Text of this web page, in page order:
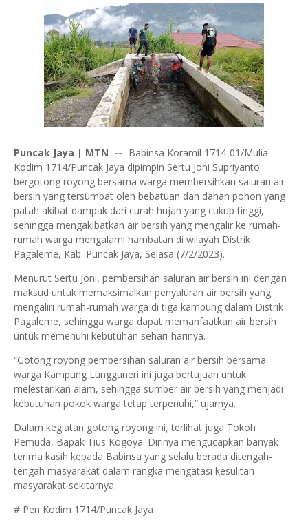
Puncak Jaya | MTN --- Babinsa Koramil 1714-01/Mulia
Kodim 1714/Puncak Jaya dipimpin Sertu Joni Supriyanto
bergotong royong bersama warga membersihkan saluran air
bersih yang tersumbat oleh bebatuan dan dahan pohon yang
patah akibat dampak dari curah hujan yang cukup tinggi,
sehingga mengakibatkan air bersih yang mengalir ke rumah-
rumah warga mengalami hambatan di wilayah Distrik
Pagaleme, Kab. Puncak Jaya, Selasa (7/2/2023).
Menurut Sertu Joni, pembersihan saluran air bersih ini dengan
maksud untuk memaksimalkan penyaluran air bersih yang
mengaliri rumah-rumah warga di tiga kampung dalam Distrik
Pagaleme, sehingga warga dapat memanfaatkan air bersih
untuk memenuhi kebutuhan sehari-harinya.
“Gotong royong pembersihan saluran air bersih bersama
warga Kampung Lungguneri ini juga bertujuan untuk
melestarikan alam, sehingga sumber air bersih yang menjadi
kebutuhan pokok warga tetap terpenuhi,” ujarnya.
Dalam kegiatan gotong royong ini, terlihat juga Tokoh
Pemuda, Bapak Tius Kogoya. Dirinya mengucapkan banyak
terima kasih kepada Babinsa yang selalu berada ditengah-
tengah masyarakat dalam rangka mengatasi kesulitan
masyarakat sekitarnya.
# Pen Kodim 1714/Puncak Jaya